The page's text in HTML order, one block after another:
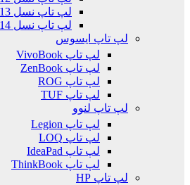
لپ تاپ نسل 13
لپ تاپ نسل 14
لپ تاپ ایسوس
لپ تاپ VivoBook
لپ تاپ ZenBook
لپ تاپ ROG
لپ تاپ TUF
لپ تاپ لنوو
لپ تاپ Legion
لپ تاپ LOQ
لپ تاپ IdeaPad
لپ تاپ ThinkBook
لپ تاپ HP